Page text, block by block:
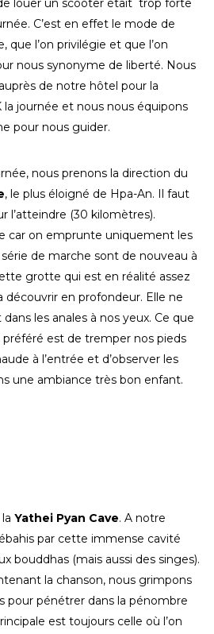
louer un scooter était trop forte
C’est en effet le mode de
que l’on privilégie et que l’on
nous synonyme de liberté. Nous
de notre hôtel pour la
journée et nous nous équipons
pour nous guider.
nous prenons la direction du
, le plus éloigné de Hpa-An. Il faut
l’atteindre (30 kilomètres).
car on emprunte uniquement les
de marche sont de nouveau à
grotte qui est en réalité assez
découvrir en profondeur. Elle ne
les anales à nos yeux. Ce que
est de tremper nos pieds
à l’entrée et d’observer les
une ambiance très bon enfant.
Yathei Pyan Cave. A notre
par cette immense cavité
bouddhas (mais aussi des singes).
la chanson, nous grimpons
pour pénétrer dans la pénombre
est toujours celle où l’on